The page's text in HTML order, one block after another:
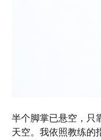
半个脚掌已悬空，只
天空。我依照教练的